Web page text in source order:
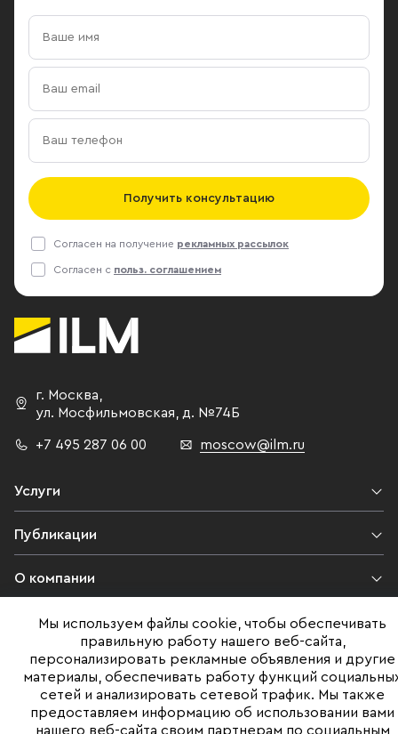
Получить консультацию
Согласен на получение рекламных рассылок
Согласен с польз. соглашением
г. Москва
ул. Мосфильмовская,
д. №74Б
+7 495 287 06 00 moscow@ilm.ru
Услуги
Публикации
О компании
Контакты
Юридическая информация
Мы используем файлы cookie, чтобы обеспечивать
правильную работу нашего веб-сайта,
персонализировать рекламные объявления и другие
материалы, обеспечивать работу функций
сетей и анализировать сетевой трафик. Мы также
предоставляем информацию об использовании вами
нашего веб-сайта своим партнерам по социальным